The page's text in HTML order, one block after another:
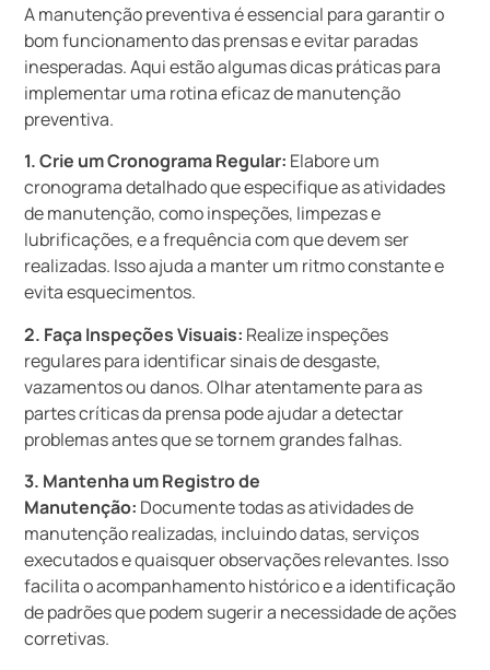
A manutenção preventiva é essencial para garantir o
bom funcionamento das prensas e evitar paradas
inesperadas. Aqui estão algumas dicas práticas para
implementar uma rotina eficaz de manutenção
preventiva.
1. Crie um Cronograma Regular: Elabore um
cronograma detalhado que especifique as atividades
de manutenção, como inspeções, limpezas e
lubrificações, e a frequência com que devem ser
realizadas. Isso ajuda a manter um ritmo constante e
evita esquecimentos.
2. Faça Inspeções Visuais: Realize inspeções
regulares para identificar sinais de desgaste,
vazamentos ou danos. Olhar atentamente para as
partes críticas da prensa pode ajudar a detectar
problemas antes que se tornem grandes falhas.
3. Mantenha um Registro de
Manutenção: Documente todas as atividades de
manutenção realizadas, incluindo datas, serviços
executados e quaisquer observações relevantes. Isso
facilita o acompanhamento histórico e a identificação
de padrões que podem sugerir a necessidade de ações
corretivas.